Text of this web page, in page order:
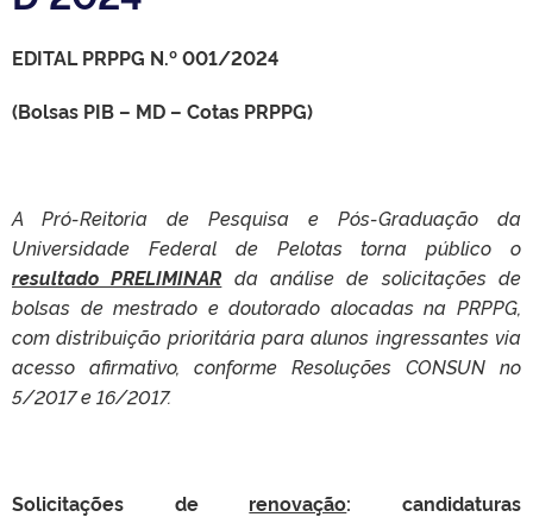
EDITAL PRPPG N.º 001/2024
(Bolsas PIB – MD – Cotas PRPPG)
A Pró-Reitoria de Pesquisa e Pós-Graduação da
Universidade Federal de Pelotas torna público o
resultado PRELIMINAR da análise de solicitações de
bolsas de mestrado e doutorado alocadas na PRPPG,
com distribuição prioritária para alunos ingressantes via
acesso afirmativo, conforme Resoluções CONSUN no
5/2017 e 16/2017.
Solicitações de renovação:candidaturas